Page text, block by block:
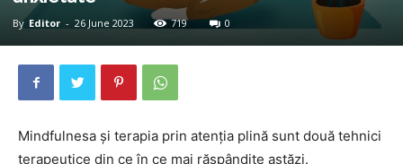
By Editor - 26 June 2023 719 0
Mindfulnesa și terapia prin atenția plină sunt două tehnici
terapeutice din ce în ce mai răspândite astăzi.